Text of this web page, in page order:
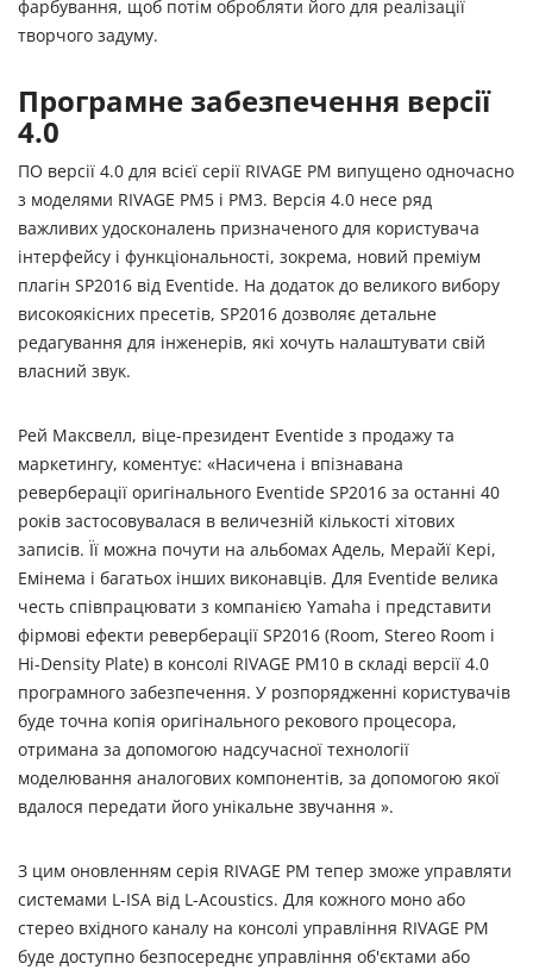
фарбування, щоб потім обробляти його для реалізації
творчого задуму.
Програмне забезпечення версії
4.0
ПО версії 4.0 для всієї серії RIVAGE PM випущено одночасно
з моделями RIVAGE PM5 і PM3. Версія 4.0 несе ряд
важливих удосконалень призначеного для користувача
інтерфейсу і функціональності, зокрема, новий преміум
плагін SP2016 від Eventide. На додаток до великого вибору
високоякісних пресетів, SP2016 дозволяє детальне
редагування для інженерів, які хочуть налаштувати свій
власний звук.
Рей Максвелл, віце-президент Eventide з продажу та
маркетингу, коментує: «Насичена і впізнавана
реверберації оригінального Eventide SP2016 за останні 40
років застосовувалася в величезній кількості хітових
записів. Її можна почути на альбомах Адель, Мерайї Кері,
Емінема і багатьох інших виконавців. Для Eventide велика
честь співпрацювати з компанією Yamaha і представити
фірмові ефекти реверберації SP2016 (Room, Stereo Room і
Hi-Density Plate) в консолі RIVAGE PM10 в складі версії 4.0
програмного забезпечення. У розпорядженні користувачів
буде точна копія оригінального рекового процесора,
отримана за допомогою надсучасної технології
моделювання аналогових компонентів, за допомогою якої
вдалося передати його унікальне звучання ».
З цим оновленням серія RIVAGE PM тепер зможе управляти
системами L-ISA від L-Acoustics. Для кожного моно або
стерео вхідного каналу на консолі управління RIVAGE PM
буде доступно безпосереднє управління об'єктами або